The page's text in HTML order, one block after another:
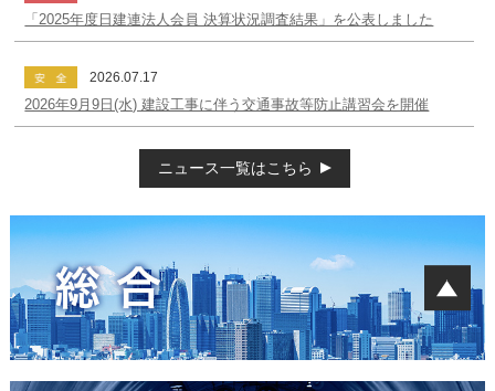
「2025年度日建連法人会員 決算状況調査結果」を公表しました
2026.07.17
2026年9月9日(水) 建設工事に伴う交通事故等防止講習会を開催
ニュース一覧はこちら
建設業の長期ビジョン2.0